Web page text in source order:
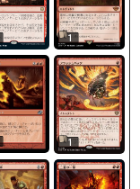
1
1